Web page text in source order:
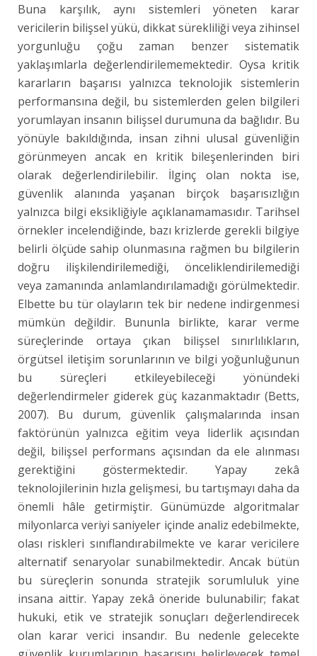
Buna karşılık, aynı sistemleri yöneten karar
vericilerin bilişsel yükü, dikkat sürekliliği veya zihinsel
yorgunluğu çoğu zaman benzer sistematik
yaklaşımlarla değerlendirilememektedir. Oysa kritik
kararların başarısı yalnızca teknolojik sistemlerin
performansına değil, bu sistemlerden gelen bilgileri
yorumlayan insanın bilişsel durumuna da bağlıdır. Bu
yönüyle bakıldığında, insan zihni ulusal güvenliğin
görünmeyen ancak en kritik bileşenlerinden biri
olarak değerlendirilebilir. İlginç olan nokta ise,
güvenlik alanında yaşanan birçok başarısızlığın
yalnızca bilgi eksikliğiyle açıklanamamasıdır. Tarihsel
örnekler incelendiğinde, bazı krizlerde gerekli bilgiye
belirli ölçüde sahip olunmasına rağmen bu bilgilerin
doğru ilişkilendirilemediği, önceliklendirilemediği
veya zamanında anlamlandırılamadığı görülmektedir.
Elbette bu tür olayların tek bir nedene indirgenmesi
mümkün değildir. Bununla birlikte, karar verme
süreçlerinde ortaya çıkan bilişsel sınırlılıkların,
örgütsel iletişim sorunlarının ve bilgi yoğunluğunun
bu süreçleri etkileyebileceği yönündeki
değerlendirmeler giderek güç kazanmaktadır (Betts,
2007). Bu durum, güvenlik çalışmalarında insan
faktörünün yalnızca eğitim veya liderlik açısından
değil, bilişsel performans açısından da ele alınması
gerektiğini göstermektedir. Yapay zekâ
teknolojilerinin hızla gelişmesi, bu tartışmayı daha da
önemli hâle getirmiştir. Günümüzde algoritmalar
milyonlarca veriyi saniyeler içinde analiz edebilmekte,
olası riskleri sınıflandırabilmekte ve karar vericilere
alternatif senaryolar sunabilmektedir. Ancak bütün
bu süreçlerin sonunda stratejik sorumluluk yine
insana aittir. Yapay zekâ öneride bulunabilir; fakat
hukuki, etik ve stratejik sonuçları değerlendirecek
olan karar verici insandır. Bu nedenle gelecekte